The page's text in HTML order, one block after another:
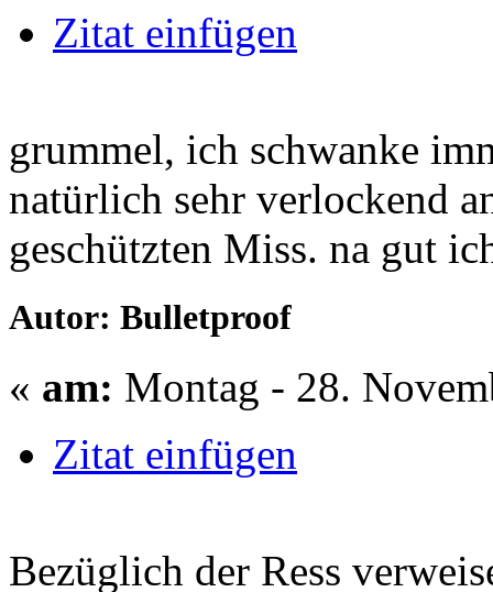
Zitat einfügen
grummel, ich schwanke
natürlich sehr verlockend
geschützten Miss. na gut
Autor: Bulletproof
« am: Montag - 28.
Zitat einfügen
Bezüglich der Ress